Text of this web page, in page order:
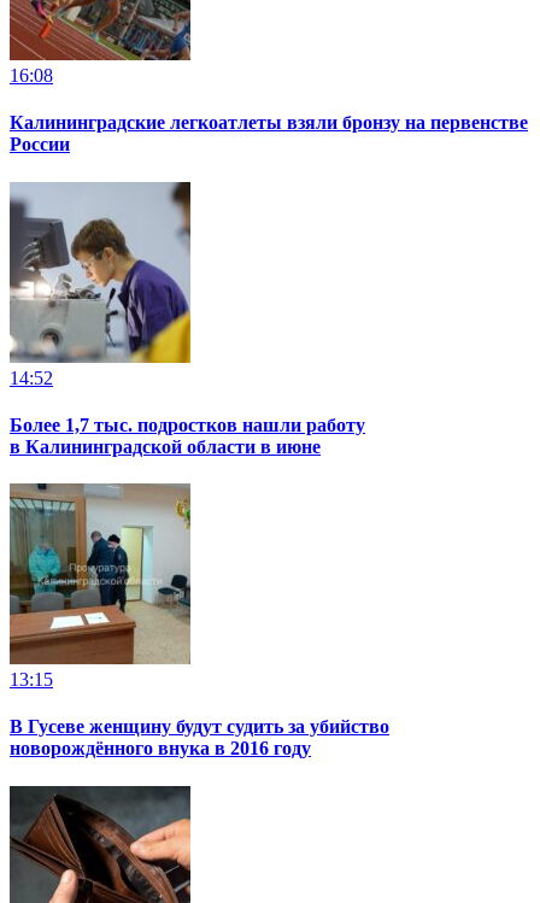
16:08
Калининградские легкоатлеты взяли бронзу на первенстве
России
14:52
Более 1,7 тыс. подростков нашли работу
в Калининградской области в июне
13:15
В Гусеве женщину будут судить за убийство
новорождённого внука в 2016 году